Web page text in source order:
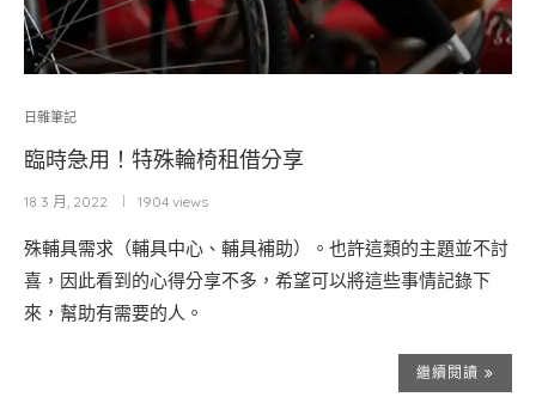
日雜筆記
臨時急用！特殊輪椅租借分享
18 3 月, 2022 1904 views
殊輔具需求（輔具中心、輔具補助）。也許這類的主題並不討
喜，因此看到的心得分享不多，希望可以將這些事情記錄下
來，幫助有需要的人。
繼續閱讀